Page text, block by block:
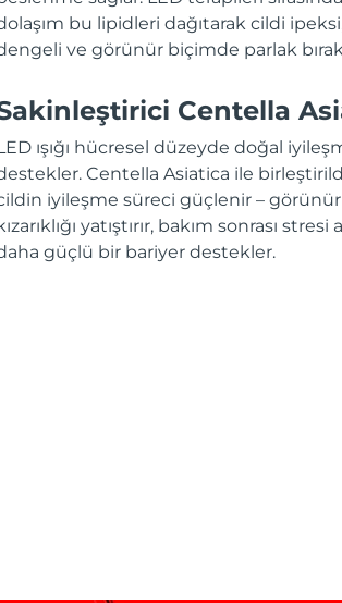
bu lipidleri dağıtarak cildi
ve görünür biçimde parlak
Centella
ışığı hücresel düzeyde doğal
Centella Asiatica ile
iyileşme süreci güçlenir – görünür
yatıştırır, bakım sonrası stresi
güçlü bir bariyer destekler.